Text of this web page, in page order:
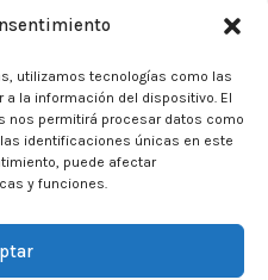
utilizamos tecnologías como las
la información del dispositivo. El
nos permitirá procesar datos como
identificaciones únicas en este
puede afectar
y funciones.
VERANO 2026 – CLUB